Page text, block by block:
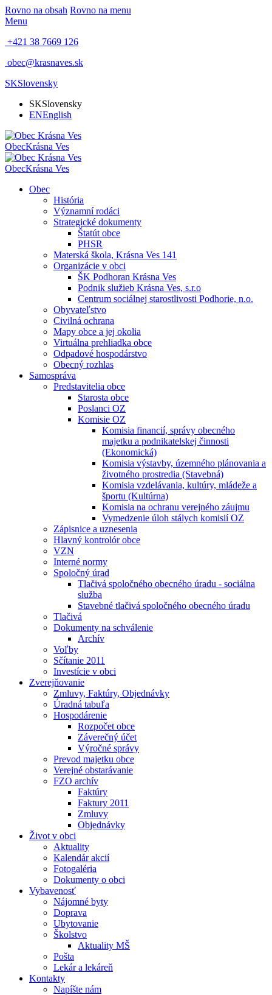
Rovno na obsah Rovno na menu
Menu
+421 38 7669 126
obec@krasnaves.sk
SKSlovensky
SKSlovensky
ENEnglish
ObecKrásna Ves
ObecKrásna Ves
Obec
História
Významní rodáci
Strategické dokumenty
Štatút obce
PHSR
Materská škola, Krásna Ves 141
Organizácie v obci
ŠK Podhoran Krásna Ves
Podnik služieb Krásna Ves, s.r.o
Centrum sociálnej starostlivosti Podhorie, n.o.
Obyvateľstvo
Civilná ochrana
Mapy obce a jej okolia
Virtuálna prehliadka obce
Odpadové hospodárstvo
Obecný rozhlas
Samospráva
Predstavitelia obce
Starosta obce
Poslanci OZ
Komisie OZ
Komisia financií, správy obecného
majetku a podnikatelskej činnosti
(Ekonomická)
Komisia výstavby, územného plánovania a
životného prostredia (Stavebná)
Komisia vzdelávania, kultúry, mládeže a
športu (Kultúrna)
Komisia na ochranu verejného záujmu
Vymedzenie úloh stálych komisií OZ
Zápisnice a uznesenia
Hlavný kontrolór obce
VZN
Interné normy
Spoločný úrad
Tlačivá spoločného obecného úradu - sociálna
služba
Stavebné tlačivá spoločného obecného úradu
Tlačivá
Dokumenty na schválenie
Archív
Voľby
Sčítanie 2011
Investície v obci
Zverejňovanie
Zmluvy, Faktúry, Objednávky
Úradná tabuľa
Hospodárenie
Rozpočet obce
Záverečný účet
Výročné správy
Prevod majetku obce
Verejné obstarávanie
FZO archív
Faktúry
Faktury 2011
Zmluvy
Objednávky
Život v obci
Aktuality
Kalendár akcií
Fotogaléria
Dokumenty o obci
Vybavenosť
Nájomné byty
Doprava
Ubytovanie
Školstvo
Aktuality MŠ
Pošta
Lekár a lekáreň
Kontakty
Napíšte nám